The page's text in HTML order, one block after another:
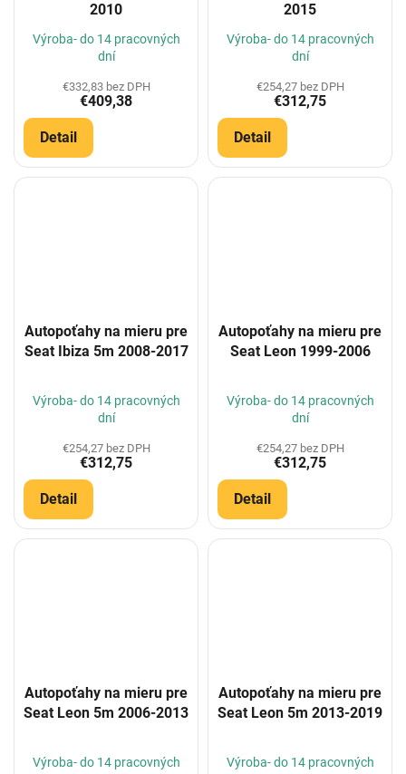
2010
Výroba- do 14 pracovných
dní
€332,83 bez DPH
€409,38
Detail
2015
Výroba- do 14 pracovných
dní
€254,27 bez DPH
€312,75
Detail
Autopoťahy na mieru pre
Seat Ibiza 5m 2008-2017
Výroba- do 14 pracovných
dní
€254,27 bez DPH
€312,75
Detail
Autopoťahy na mieru pre
Seat Leon 1999-2006
Výroba- do 14 pracovných
dní
€254,27 bez DPH
€312,75
Detail
Autopoťahy na mieru pre
Seat Leon 5m 2006-2013
Výroba- do 14 pracovných
Autopoťahy na mieru pre
Seat Leon 5m 2013-2019
Výroba- do 14 pracovných